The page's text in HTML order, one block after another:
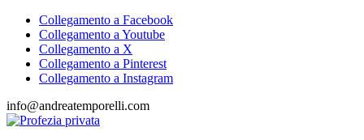
Collegamento a Facebook
Collegamento a Youtube
Collegamento a X
Collegamento a Pinterest
Collegamento a Instagram
info@andreatemporelli.com